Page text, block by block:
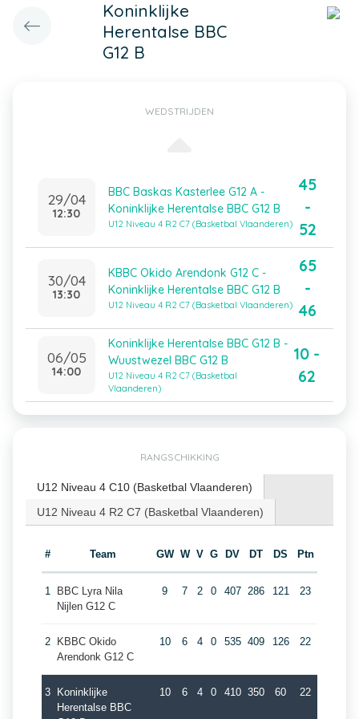
Koninklijke
Herentalse BBC
G12 B
WEDSTRIJDEN
29/04
12:30
BBC Baskas Kasterlee G12 A -
Koninklijke Herentalse BBC G12 B
U12 Niveau 4 R2 C7 (Basketbal Vlaanderen)
45
-
52
30/04
13:30
KBBC Okido Arendonk G12 C -
Koninklijke Herentalse BBC G12 B
U12 Niveau 4 R2 C7 (Basketbal Vlaanderen)
65
-
46
06/05
14:00
Koninklijke Herentalse BBC G12 B -
Wuustwezel BBC G12 B
U12 Niveau 4 R2 C7 (Basketbal
Vlaanderen)
10 -
62
RANGSCHIKKING
U12 Niveau 4 C10 (Basketbal Vlaanderen)
U12 Niveau 4 R2 C7 (Basketbal Vlaanderen)
# Team GW W V G DV DT DS Ptn
1
BBC Lyra Nila
Nijlen G12 C
9 7 2 0 407 286 121 23
2
KBBC Okido
Arendonk G12 C
10 6 4 0 535 409 126 22
3
Koninklijke
Herentalse BBC
10 6 4 0 410 350 60 22